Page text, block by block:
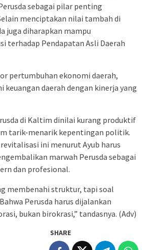
sebagai pilar penting
menciptakan nilai tambah di
juga diharapkan mampu
terhadap Pendapatan Asli Daerah
pertumbuhan ekonomi daerah,
keuangan daerah dengan kinerja yang
di Kaltim dinilai kurang produktif
tarik-menarik kepentingan politik.
ini menurut Ayub harus
marwah Perusda sebagai
dan profesional.
membenahi struktur, tapi soal
Perusda harus dijalankan
bukan birokrasi,” tandasnya. (Adv)
SHARE